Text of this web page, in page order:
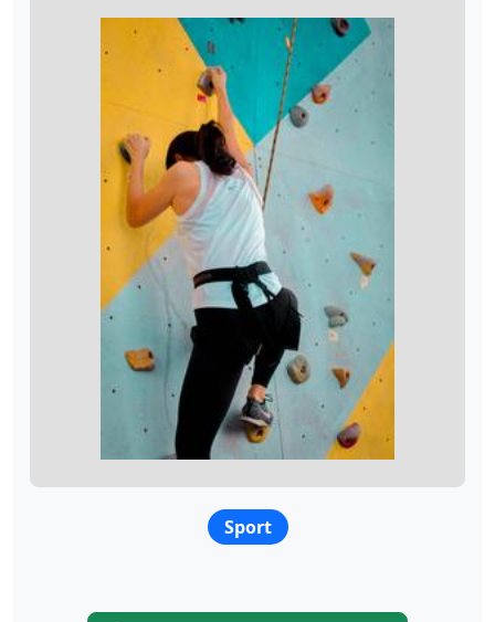
Sport